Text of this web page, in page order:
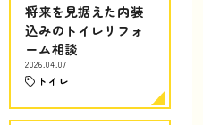
将来を見据えた内装
込みのトイレリフォ
ーム相談
2026.04.07
トイレ